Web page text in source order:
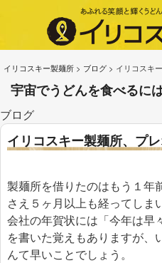
イリコスキー製麺所 > ブログ > イリコスキ
宇宙でうどんを食べるに
ブログ
イリコスキー製麺所、プ
製麺所を借りたのはもう１年
さえ５ヶ月以上も経ってしま
会社の年賀状には「今年は
を書いた覚えもありますが、
んて早いことでしょう。